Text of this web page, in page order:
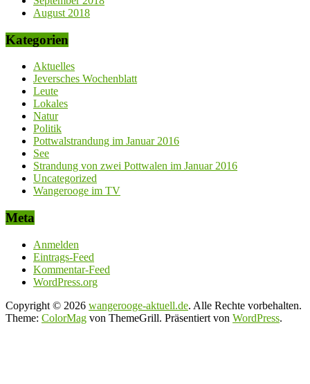
August 2018
Kategorien
Aktuelles
Jeversches Wochenblatt
Leute
Lokales
Natur
Politik
Pottwalstrandung im Januar 2016
See
Strandung von zwei Pottwalen im Januar 2016
Uncategorized
Wangerooge im TV
Meta
Anmelden
Eintrags-Feed
Kommentar-Feed
WordPress.org
Copyright © 2026 wangerooge-aktuell.de. Alle Rechte vorbehalten.
Theme: ColorMag von ThemeGrill. Präsentiert von WordPress.